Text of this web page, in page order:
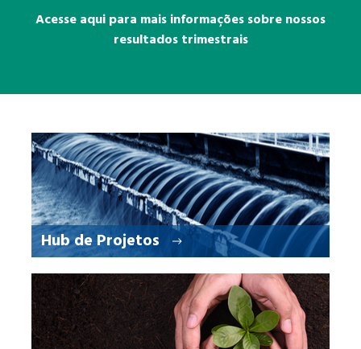
Acesse aqui para mais informações sobre nossos
resultados trimestrais
Hub de Projetos